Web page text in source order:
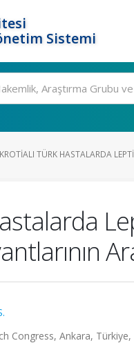
Sistemi
TÜRK HASTALARDA
Congress, Ankara,